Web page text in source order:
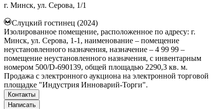
г. Минск, ул. Серова, 1/1
Слуцкий гостинец (2024)
Изолированное помещение, расположенное по адресу: г.
Минск, ул. Серова, 1-1, наименование – помещение
неустановленного назначения, назначение – 4 99 99 –
помещение неустановленного назначения, с инвентарным
номером 500/D-690139, общей площадью 2290,3 кв. м.
Продажа с электронного аукциона на электронной торговой
площадке "Индустрия Инноварий-Торги".
Контакты
Написать